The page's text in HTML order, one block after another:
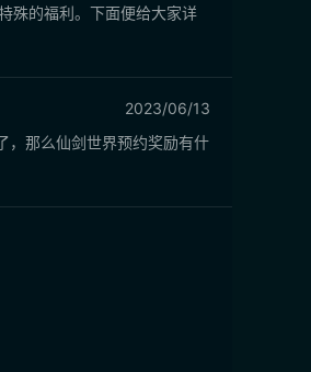
殊的福利。下面便给大家详
2023/06/13
，那么仙剑世界预约奖励有什